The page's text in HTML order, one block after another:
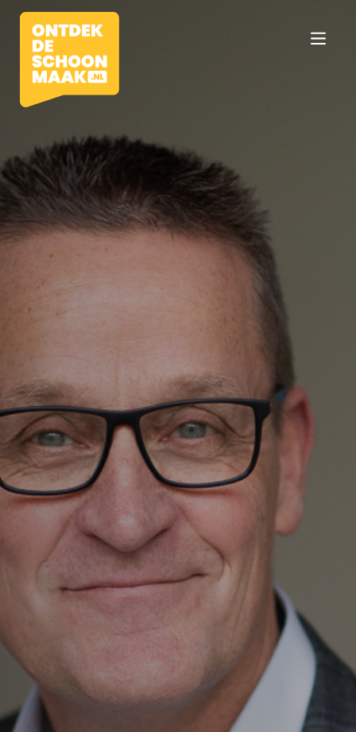
Vacatures
Beroepen
Werkomgevingen
Opleidingen
Vacature-alert
Mijn profiel
Bewaarde vacatures